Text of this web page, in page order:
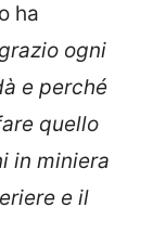
ha
ogni
e perché
quello
in miniera
e il